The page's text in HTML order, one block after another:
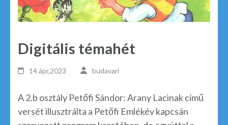
Digitális témahét
14 ápr,2023 budavari
A 2.b osztály Petőfi Sándor: Arany Lacinak című
versét illusztrálta a Petőfi Emlékév kapcsán